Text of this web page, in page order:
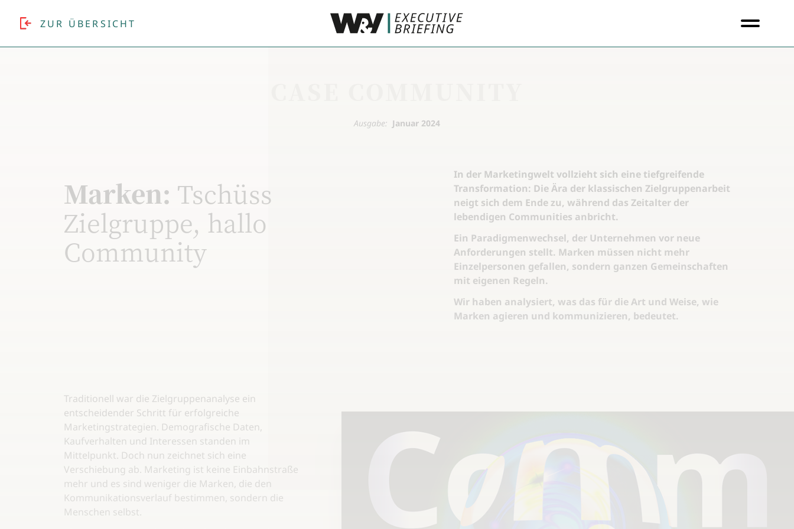
ZUR ÜBERSICHT
Ausgabe: Januar 2024
Marken: Tschüss
Zielgruppe, hallo
Community
In der Marketingwelt vollzieht sich eine tiefgreifende
Transformation: Die Ära der klassischen Zielgruppenarbeit
neigt sich dem Ende zu, während das Zeitalter der
lebendigen Communities anbricht.
Ein Paradigmenwechsel, der Unternehmen vor neue
Anforderungen stellt. Marken müssen nicht mehr
Einzelpersonen gefallen, sondern ganzen Gemeinschaften
mit eigenen Regeln.
Wir haben analysiert, was das für die Art und Weise, wie
Marken agieren und kommunizieren, bedeutet.
Traditionell war die Zielgruppenanalyse ein
entscheidender Schritt für erfolgreiche
Marketingstrategien. Demografische Daten,
Kaufverhalten und Interessen standen im
Mittelpunkt. Doch nun zeichnet sich eine
Verschiebung ab. Marketing ist keine Einbahnstraße
mehr und es sind weniger die Marken, die den
Kommunikationsverlauf bestimmen, sondern die
Menschen selbst.